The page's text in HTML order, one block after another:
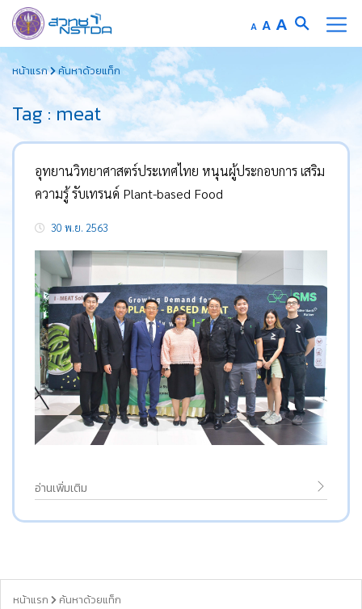
to
content
A Decrease
font
AReset
font
A Increase
font
หน้าแรก ค้นหาด้วยแท็ก
Tag : meat
อุทยานวิทยาศาสตร์ประเทศไทย หนุนผู้ประกอบการ เสริม
ความรู้ รับเทรนด์ Plant-based Food
30 พ.ย. 2563
อ่านเพิ่มเติม
หน้าแรก ค้นหาด้วยแท็ก